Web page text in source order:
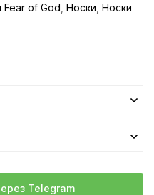
Fear of God Носки Носки
Telegram